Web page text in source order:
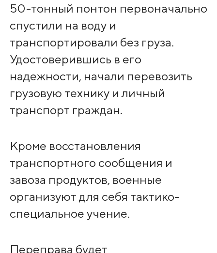
50-тонный понтон первоначально
спустили на воду и
транспортировали без груза.
Удостоверившись в его
надежности, начали перевозить
грузовую технику и личный
транспорт граждан.
Кроме восстановления
транспортного сообщения и
завоза продуктов, военные
организуют для себя тактико-
специальное учение.
Переправа будет